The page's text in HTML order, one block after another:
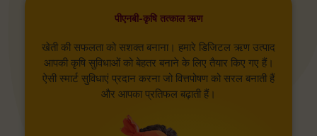
पीएनबी-कृषि तत्काल ऋण
खेती की सफलता को सशक्त बनाना। हमारे डिजिटल ऋण उत्पाद
आपकी कृषि सुविधाओं को बेहतर बनाने के लिए तैयार किए गए हैं।
ऐसी स्मार्ट सुविधाएं प्रदान करना जो वित्तपोषण को सरल बनाती हैं
और आपका प्रतिफल बढ़ाती हैं।